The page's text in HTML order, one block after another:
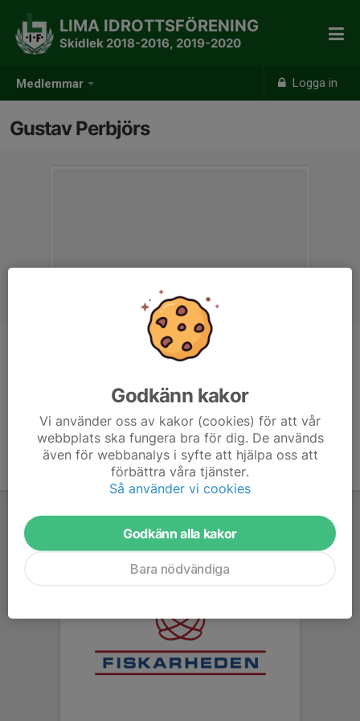
Medlemmar Logga in
LIMA IDROTTSFÖRENING
Skidlek 2018-2016, 2019-2020
Gustav Perbjörs
Tränare
Godkänn kakor
Vi använder oss av kakor (cookies) för att vår
webbplats ska fungera bra för dig. De används
även för webbanalys i syfte att hjälpa oss att
förbättra våra tjänster.
Så använder vi cookies
Godkänn alla kakor
Bara nödvändiga